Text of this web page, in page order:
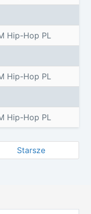
Hip-Hop PL
Hip-Hop PL
Hip-Hop PL
Starsze